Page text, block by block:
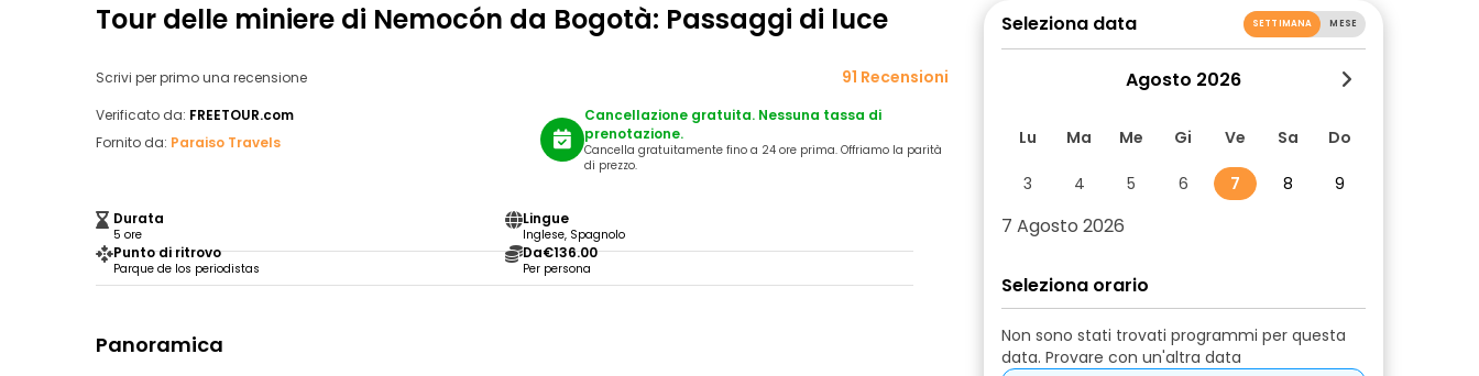
Tour delle miniere di Nemocón da Bogotà: Passaggi di luce
Scrivi per primo una recensione 91 Recensioni
Verificato da: FREETOUR.com
Fornito da: Paraiso Travels
Durata
5 ore
Lingue
Inglese, Spagnolo
Punto di ritrovo
Parque de los periodistas
Da€136.00
Per persona
Cancellazione gratuita. Nessuna tassa di
prenotazione.
Cancella gratuitamente fino a 24 ore prima. Offriamo la parità
di prezzo.
Panoramica
Seleziona data SETTIMANA MESE
Agosto 2026
Lu Ma Me Gi Ve Sa Do
3 4 5 6 7 8 9
7 Agosto 2026
Seleziona orario
Non sono stati trovati programmi per questa
data. Provare con un'altra data